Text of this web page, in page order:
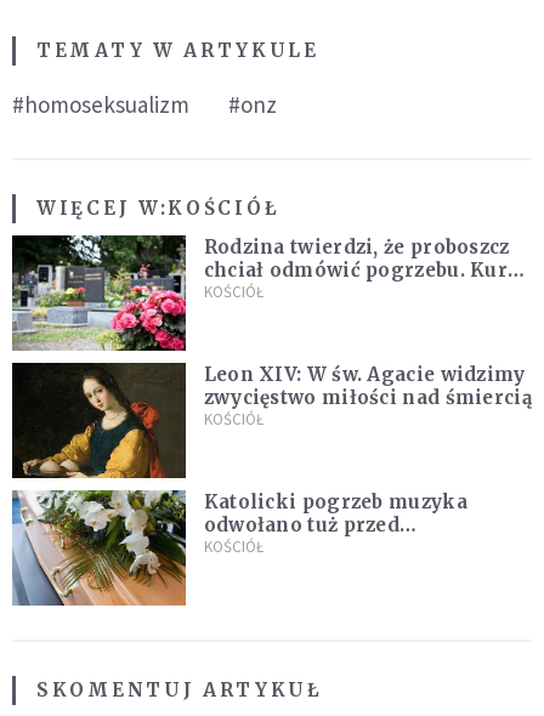
TEMATY W ARTYKULE
#homoseksualizm #onz
WIĘCEJ W:KOŚCIÓŁ
Rodzina twierdzi, że proboszcz
chciał odmówić pogrzebu. Kuria
zapowiada wyjaśnienia
KOŚCIÓŁ
Leon XIV: W św. Agacie widzimy
zwycięstwo miłości nad śmiercią
KOŚCIÓŁ
Katolicki pogrzeb muzyka
odwołano tuż przed
uroczystością. Powodem była
KOŚCIÓŁ
SKOMENTUJ ARTYKUŁ